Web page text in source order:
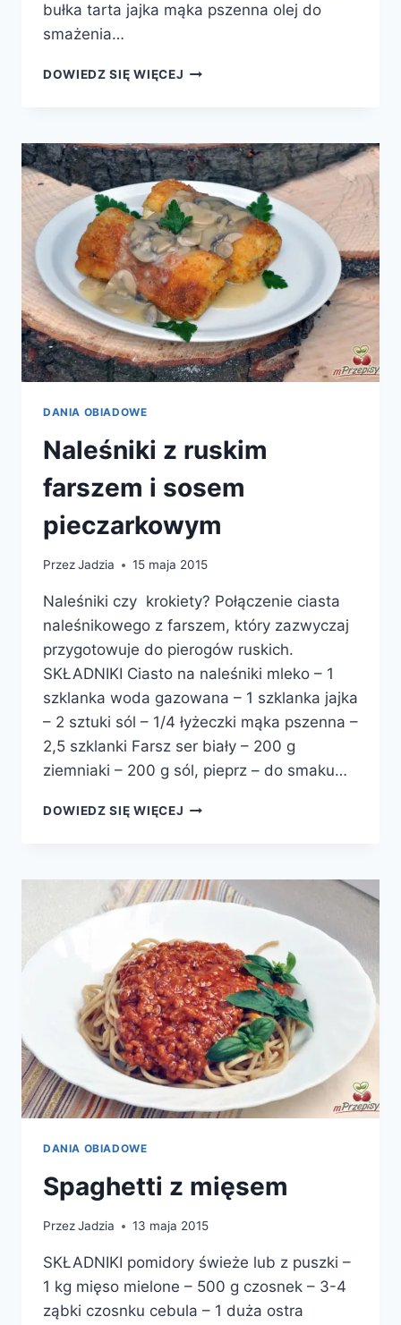
bułka tarta jajka mąka pszenna olej do
smażenia…
DOWIEDZ SIĘ WIĘCEJ ROLADKI
DANIA OBIADOWE
Naleśniki z ruskim
farszem i sosem
pieczarkowym
PrzezJadzia 15 maja 2015
Naleśniki czy krokiety? Połączenie ciasta
naleśnikowego z farszem, który zazwyczaj
przygotowuje do pierogów ruskich.
SKŁADNIKI Ciasto na naleśniki mleko – 1
szklanka woda gazowana – 1 szklanka jajka
– 2 sztuki sól – 1/4 łyżeczki mąka pszenna –
2,5 szklanki Farsz ser biały – 200 g
ziemniaki – 200 g sól, pieprz – do smaku…
DOWIEDZ SIĘ WIĘCEJ NALEŚNIKI
I
SOSEM
PIECZARKOWYM
DANIA OBIADOWE
Spaghetti z mięsem
PrzezJadzia 13 maja 2015
SKŁADNIKI pomidory świeże lub z puszki –
1 kg mięso mielone – 500 g czosnek – 3-4
ząbki czosnku cebula – 1 duża ostra